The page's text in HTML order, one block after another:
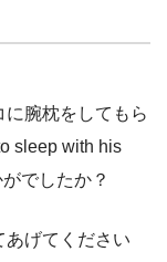
腕枕をしてもら
sleep with his
でしたか？
あげてください